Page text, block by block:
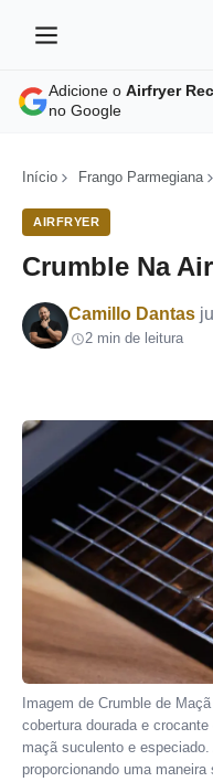
Adicione o Airfryer
no Google
Início Frango Parmegiana
AIRFRYER
Crumble Na
Por
Camillo Dantas
2 min de leitura
Imagem de Crumble de
cobertura dourada e
maçã suculento e
proporcionando uma